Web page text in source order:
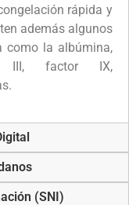
rápida y
además algunos
como la albúmina,
III, factor IX,
(SNI)